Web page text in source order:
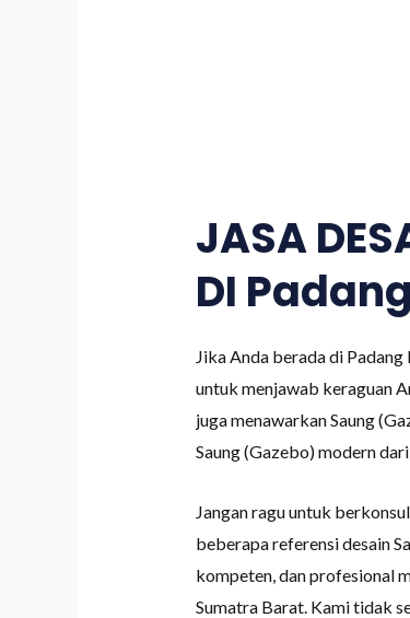
JASA
DI
Jika Anda berada di
untuk menjawab keraguan
juga menawarkan Saung
Saung (Gazebo) modern
Jangan ragu untuk
beberapa referensi desain
kompeten, dan profesional
Sumatra Barat. Kami tidak